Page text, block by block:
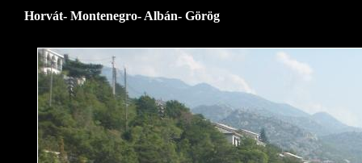
Horvát- Montenegro- Albán- Görög